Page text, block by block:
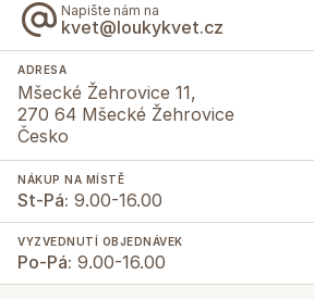
Napište nám na
kvet@loukykvet.cz
ADRESA
Mšecké Žehrovice 11,
270 64 Mšecké Žehrovice
Česko
NÁKUP NA MÍSTĚ
St-Pá: 9.00-16.00
VYZVEDNUTÍ OBJEDNÁVEK
Po-Pá: 9.00-16.00